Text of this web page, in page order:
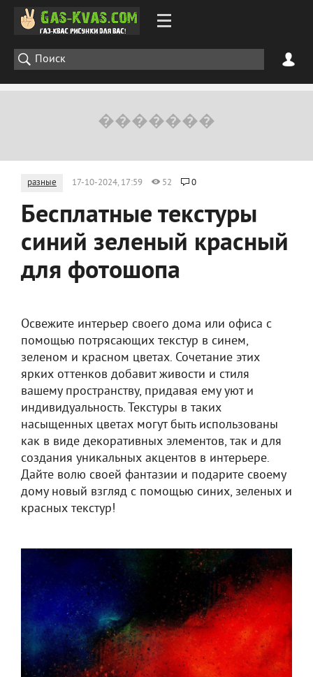
разные 17-10-2024, 17:59 52 0
Бесплатные текстуры
синий зеленый красный
для фотошопа
Освежите интерьер своего дома или офиса с
помощью потрясающих текстур в синем,
зеленом и красном цветах. Сочетание этих
ярких оттенков добавит живости и стиля
вашему пространству, придавая ему уют и
индивидуальность. Текстуры в таких
насыщенных цветах могут быть использованы
как в виде декоративных элементов, так и для
создания уникальных акцентов в интерьере.
Дайте волю своей фантазии и подарите своему
дому новый взгляд с помощью синих, зеленых и
красных текстур!